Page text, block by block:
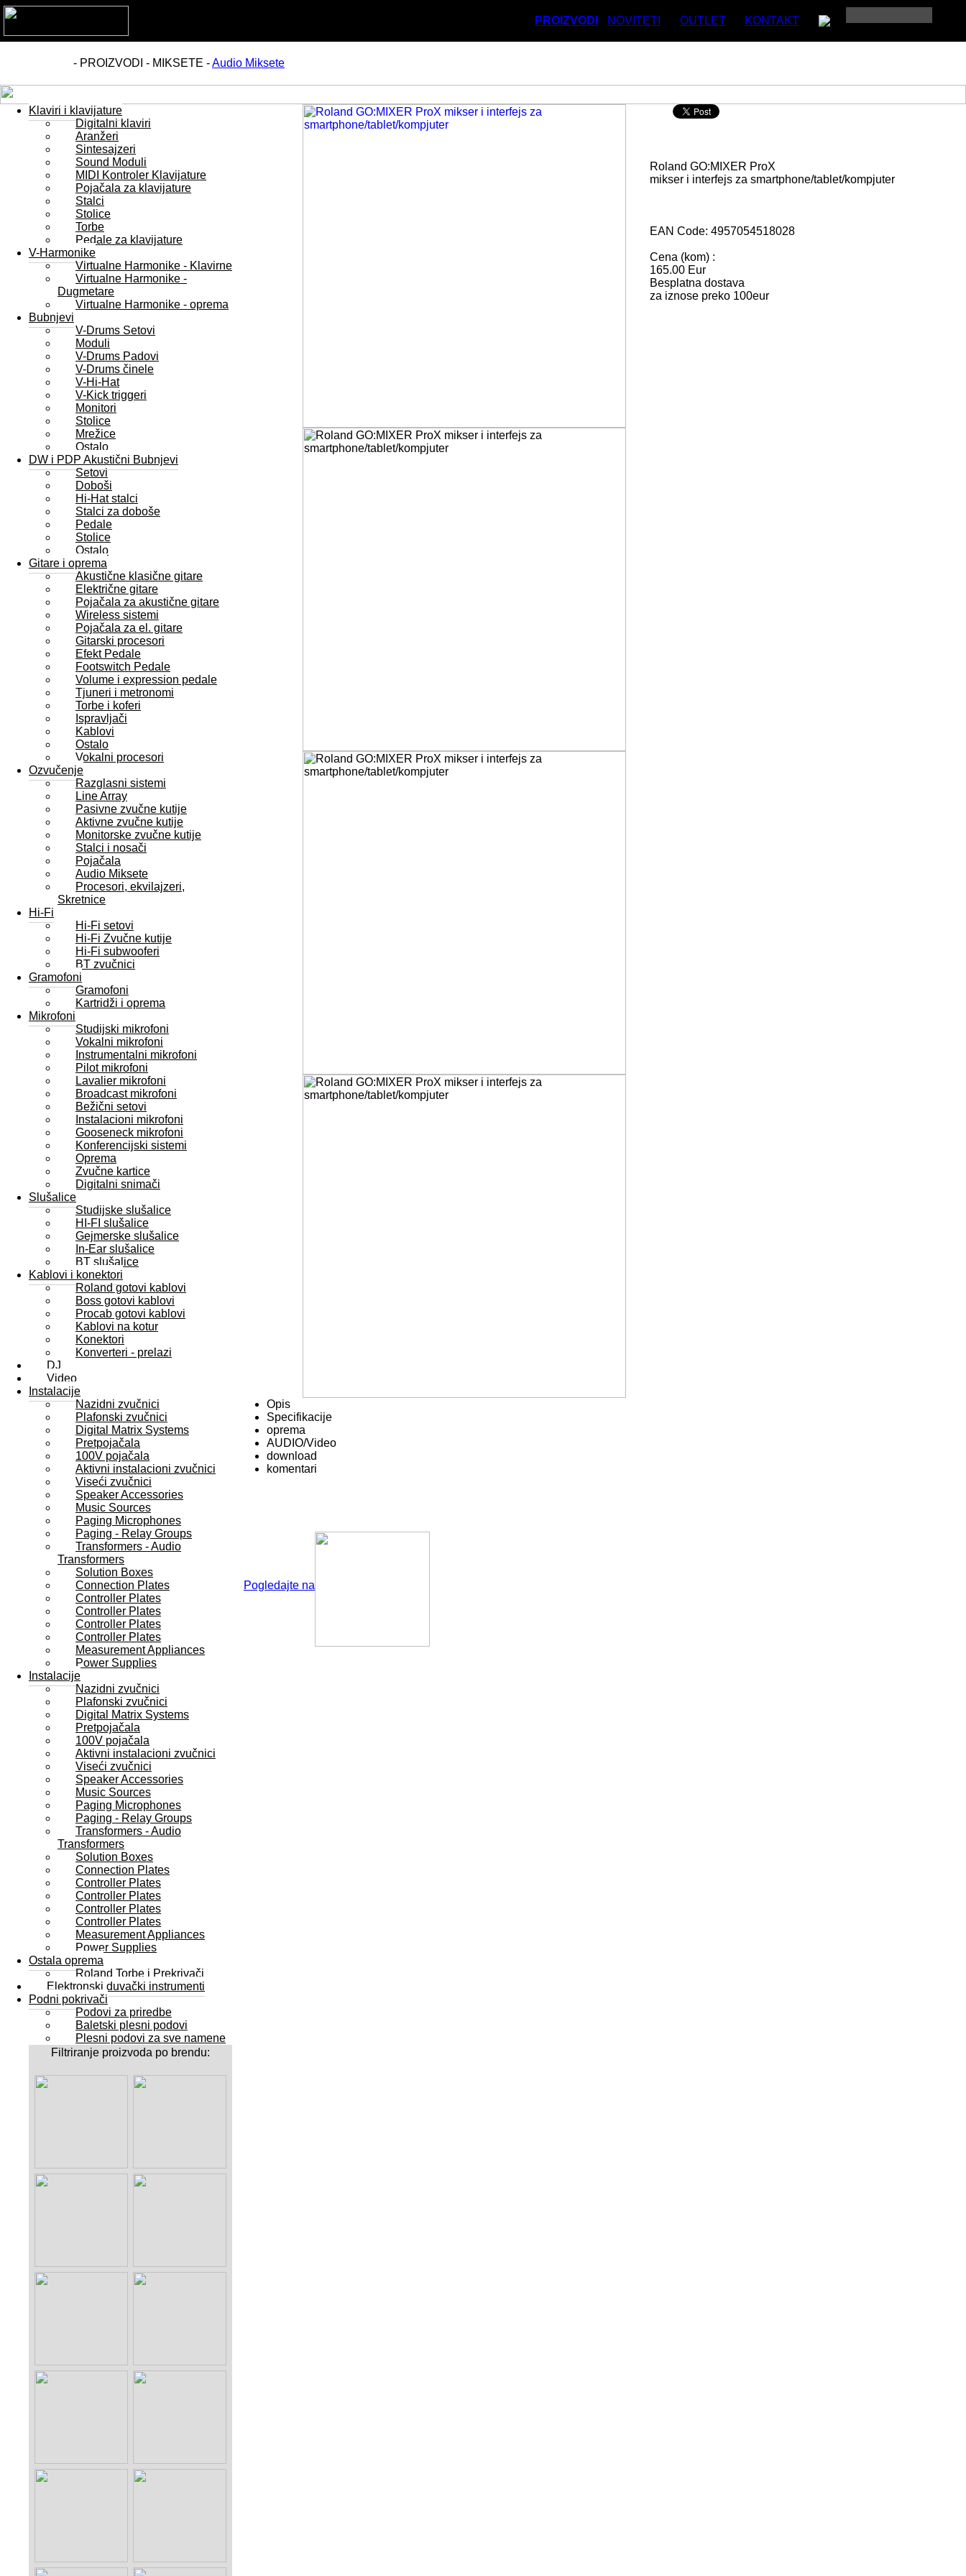
PROIZVODI NOVITETI OUTLET KONTAKT
- PROIZVODI - MIKSETE -Audio Miksete
Klaviri i klavijature
Digitalni klaviri
Aranžeri
Sintesajzeri
Sound Moduli
MIDI Kontroler Klavijature
Pojačala za klavijature
Stalci
Stolice
Torbe
Pedale za klavijature
V-Harmonike
Virtualne Harmonike - Klavirne
Virtualne Harmonike -
Dugmetare
Virtualne Harmonike - oprema
Bubnjevi
V-Drums Setovi
Moduli
V-Drums Padovi
V-Drums činele
V-Hi-Hat
V-Kick triggeri
Monitori
Stolice
Mrežice
Ostalo
DW i PDP Akustični Bubnjevi
Setovi
Doboši
Hi-Hat stalci
Stalci za doboše
Pedale
Stolice
Ostalo
Gitare i oprema
Akustične klasične gitare
Električne gitare
Pojačala za akustične gitare
Wireless sistemi
Pojačala za el. gitare
Gitarski procesori
Efekt Pedale
Footswitch Pedale
Volume i expression pedale
Tjuneri i metronomi
Torbe i koferi
Ispravljači
Kablovi
Ostalo
Vokalni procesori
Ozvučenje
Razglasni sistemi
Line Array
Pasivne zvučne kutije
Aktivne zvučne kutije
Monitorske zvučne kutije
Stalci i nosači
Pojačala
Audio Miksete
Procesori, ekvilajzeri,
Skretnice
Hi-Fi
Hi-Fi setovi
Hi-Fi Zvučne kutije
Hi-Fi subwooferi
BT zvučnici
Gramofoni
Gramofoni
Kartridži i oprema
Mikrofoni
Studijski mikrofoni
Vokalni mikrofoni
Instrumentalni mikrofoni
Pilot mikrofoni
Lavalier mikrofoni
Broadcast mikrofoni
Bežični setovi
Instalacioni mikrofoni
Gooseneck mikrofoni
Konferencijski sistemi
Oprema
Zvučne kartice
Digitalni snimači
Slušalice
Studijske slušalice
HI-FI slušalice
Gejmerske slušalice
In-Ear slušalice
BT slušalice
Kablovi i konektori
Roland gotovi kablovi
Boss gotovi kablovi
Procab gotovi kablovi
Kablovi na kotur
Konektori
Konverteri - prelazi
DJ
Video
Instalacije
Nazidni zvučnici
Plafonski zvučnici
Digital Matrix Systems
Pretpojačala
100V pojačala
Aktivni instalacioni zvučnici
Viseći zvučnici
Speaker Accessories
Music Sources
Paging Microphones
Paging - Relay Groups
Transformers - Audio
Transformers
Solution Boxes
Connection Plates
Controller Plates
Controller Plates
Controller Plates
Controller Plates
Measurement Appliances
Power Supplies
Instalacije
Nazidni zvučnici
Plafonski zvučnici
Digital Matrix Systems
Pretpojačala
100V pojačala
Aktivni instalacioni zvučnici
Viseći zvučnici
Speaker Accessories
Music Sources
Paging Microphones
Paging - Relay Groups
Transformers - Audio
Transformers
Solution Boxes
Connection Plates
Controller Plates
Controller Plates
Controller Plates
Controller Plates
Measurement Appliances
Power Supplies
Ostala oprema
Roland Torbe i Prekrivači
Elektronski duvački instrumenti
Podni pokrivači
Podovi za priredbe
Baletski plesni podovi
Plesni podovi za sve namene
Filtriranje proizvoda po brendu:
Roland GO:MIXER ProX
mikser i interfejs za smartphone/tablet/kompjuter
EAN Code: 4957054518028
Cena (kom) :
165.00 Eur
Besplatna dostava
za iznose preko 100eur
Opis
Specifikacije
oprema
AUDIO/Video
download
komentari
Pogledajte na